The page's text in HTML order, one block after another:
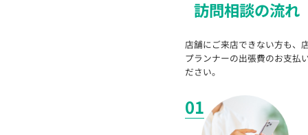
訪問相談の流れ
店舗にご来店できない方も、
プランナーの出張費のお支払
ださい。
01